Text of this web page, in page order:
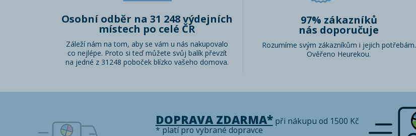
Osobní odběr na 31 248 výdejních
místech po celé ČR
Záleží nám na tom, aby se vám u nás nakupovalo
co nejlépe. Proto si teď můžete svůj balík převzít
na jedné z 31248 poboček blízko vašeho domova.
97% zákazníků
nás doporučuje
Rozumíme svým zákazníkům i jejich potřebám.
Ověřeno Heurekou.
DOPRAVA ZDARMA*při nákupu od 1500 Kč
* platí pro vybrané dopravce